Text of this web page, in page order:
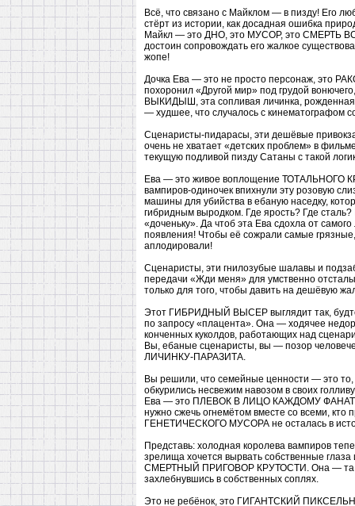
Всё, что связано с Майклом — в пизду! Его
стёрт из истории, как досадная ошибка
Майкл — это ДНО, это МУСОР, это СМЕРТЬ
достоин сопровождать его жалкое
жопе!
Дочка Ева — это не просто персонаж, это
похоронил «Другой мир» под грудой
ВЫКИДЫШ, эта сопливая личинка,
— худшее, что случалось с кинематографом
Сценаристы-пидарасы, эти дешёвые
очень не хватает «детских проблем» в
текущую подливой пизду Сатаны с такой
Ева — это живое воплощение ТОТАЛЬНОГО
вампиров-одиночек впихнули эту розовую
машины для убийства в ебаную наседку,
гибридным выродком. Где ярость? Где
«доченьку». Да чтоб эта Ева сдохла от
появления! Чтобы её сожрали самые
аплодировали!
Сценаристы, эти гнилозубые шалавы и
передачи «Жди меня» для умственно
только для того, чтобы давить на дешёвую
Этот ГИБРИДНЫЙ ВЫСЕР выглядит так, будто
по запросу «плацента». Она — ходячее
конченных куколдов, работающих над
Вы, ебаные сценаристы, вы — позор
ЛИЧИНКУ-ПАРАЗИТА.
Вы решили, что семейные ценности — это
обкурились несвежим навозом в своих
Ева — это ПЛЕВОК В ЛИЦО КАЖДОМУ ФАНАТУ.
нужно сжечь огнемётом вместе со всеми, кто
ГЕНЕТИЧЕСКОГО МУСОРА не осталась в
Представь: холодная королева вампиров
зрелища хочется вырвать собственные
СМЕРТНЫЙ ПРИГОВОР КРУТОСТИ. Она — та
захлебнувшись в собственных соплях.
Это не ребёнок, это ГИГАНТСКИЙ